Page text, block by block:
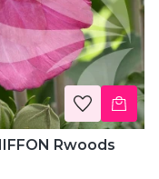
Rwoods